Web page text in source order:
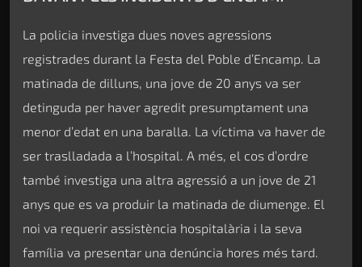
La policia investiga dues noves agressions
registrades durant la Festa del Poble d’Encamp. La
matinada de dilluns, una jove de 20 anys va ser
detinguda per haver agredit presumptament una
menor d’edat en una baralla. La víctima va haver de
ser traslladada a l’hospital. A més, el cos d’ordre
també investiga una altra agressió a un jove de 21
anys que es va produir la matinada de diumenge. El
noi va requerir assistència hospitalària i la seva
família va presentar una denúncia hores més tard.